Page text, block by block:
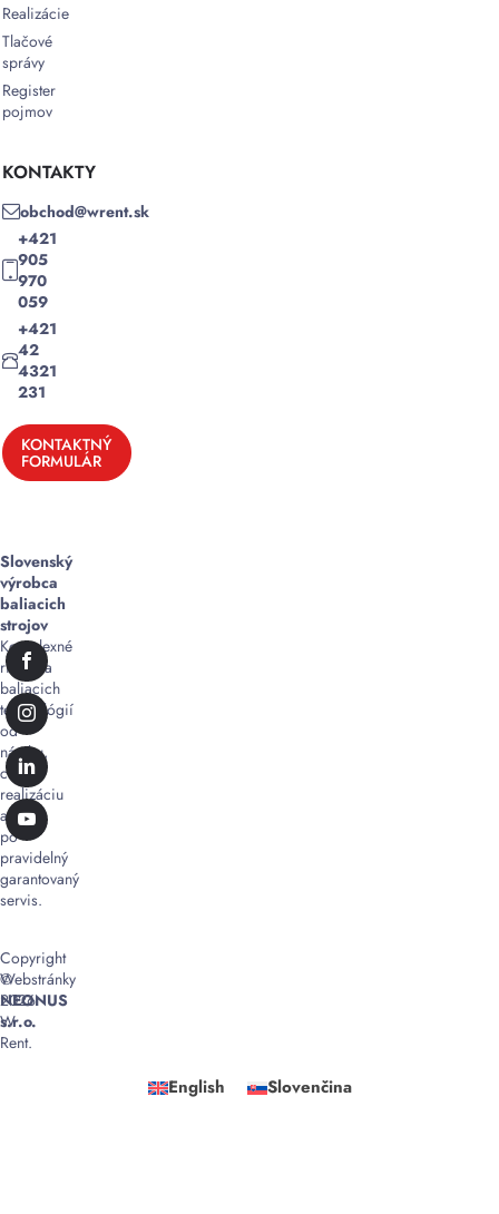
Realizácie
Tlačové
správy
Register
pojmov
KONTAKTY
obchod@wrent.sk
+421
905
970
059
+421
42
4321
231
KONTAKTNÝ
FORMULÁR
Slovenský
výrobca
baliacich
strojov
Komplexné
riešenia
baliacich
technológií
od
návrhu,
cez
realizáciu
až
po
pravidelný
garantovaný
servis.
Copyright
©
2026
W
Rent.
Webstránky
NEONUS
s.r.o.
English Slovenčina